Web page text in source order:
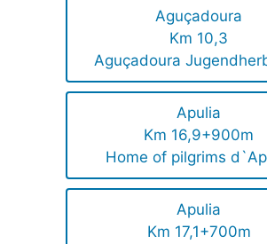
Aguçadoura
Km 10,3
Aguçadoura
Apulia
Km 16,9+900m
Home of pilgrims
Apulia
Km 17,1+700m